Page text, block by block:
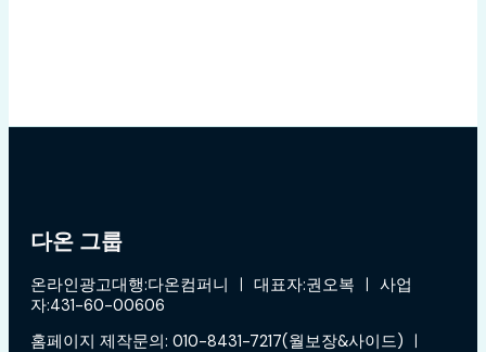
다온 그룹
온라인광고대행:다온컴퍼니 ㅣ 대표자:권오복 ㅣ 사업
자:431-60-00606
홈페이지 제작문의: 010-8431-7217(월보장&사이드) ㅣ